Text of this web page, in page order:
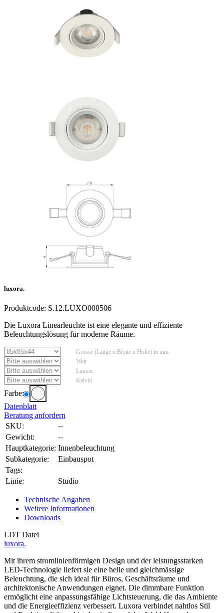
luxora.
Produktcode: S.12.LUXO008506
Die Luxora Linearleuchte ist eine elegante und effiziente
Beleuchtungslösung für moderne Räume.
Grösse (Länge x Breite x Höhe) in mm
Watt
Lumen
Kelvin
Farbe:
Datenblatt
Beratung anfordern
SKU:
--
Gewicht:
--
Hauptkategorie: Innenbeleuchtung
Subkategorie:
Einbauspot
Tags:
Linie:
Studio
Technische Angaben
Weitere Informationen
Downloads
LDT Datei
luxora.
Mit ihrem stromlinienförmigen Design und der leistungsstarken
LED-Technologie liefert sie eine helle und gleichmässige
Beleuchtung, die sich ideal für Büros, Geschäftsräume und
architektonische Anwendungen eignet. Die dimmbare Funktion
ermöglicht eine anpassungsfähige Lichtsteuerung, die das Ambiente
und die Energieeffizienz verbessert. Luxora verbindet nahtlos Stil